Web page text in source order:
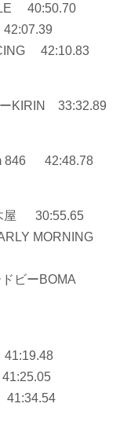
40:50.70
42:10.83
KIRIN 33:32.89
846 42:48.78
屋 30:55.65
MORNING
ビーBOMA